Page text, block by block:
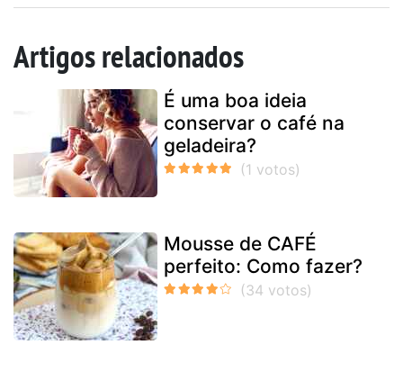
Artigos relacionados
É uma boa ideia
conservar o café na
geladeira?
Mousse de CAFÉ
perfeito: Como fazer?